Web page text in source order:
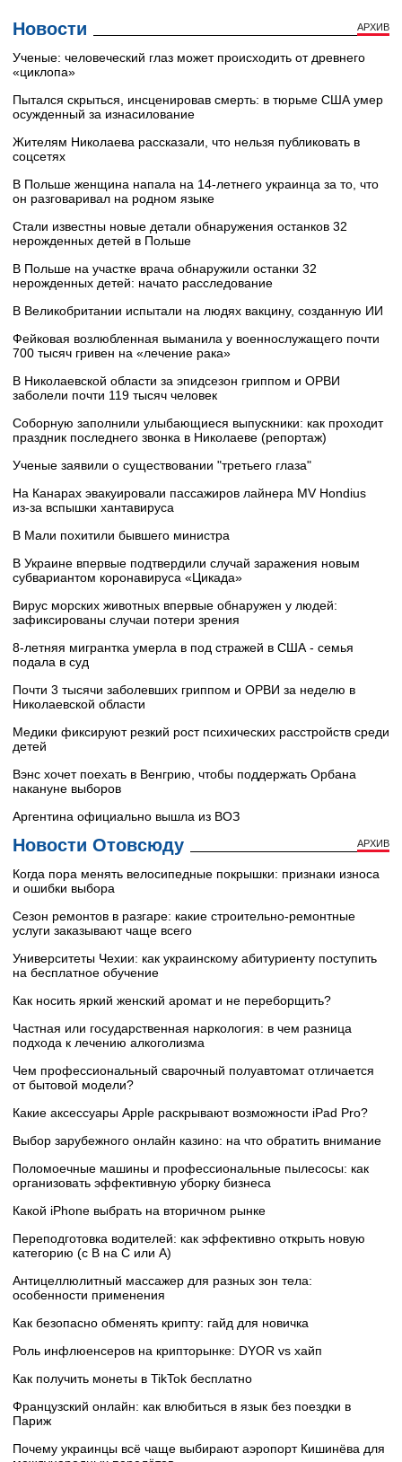
Новости АРХИВ
Ученые: человеческий глаз может происходить от древнего
«циклопа»
Пытался скрыться, инсценировав смерть: в тюрьме США умер
осужденный за изнасилование
Жителям Николаева рассказали, что нельзя публиковать в
соцсетях
В Польше женщина напала на 14-летнего украинца за то, что
он разговаривал на родном языке
Стали известны новые детали обнаружения останков 32
нерожденных детей в Польше
В Польше на участке врача обнаружили останки 32
нерожденных детей: начато расследование
В Великобритании испытали на людях вакцину, созданную ИИ
Фейковая возлюбленная выманила у военнослужащего почти
700 тысяч гривен на «лечение рака»
В Николаевской области за эпидсезон гриппом и ОРВИ
заболели почти 119 тысяч человек
Соборную заполнили улыбающиеся выпускники: как проходит
праздник последнего звонка в Николаеве (репортаж)
Ученые заявили о существовании "третьего глаза"
На Канарах эвакуировали пассажиров лайнера MV Hondius
из‑за вспышки хантавируса
В Мали похитили бывшего министра
В Украине впервые подтвердили случай заражения новым
субвариантом коронавируса «Цикада»
Вирус морских животных впервые обнаружен у людей:
зафиксированы случаи потери зрения
8-летняя мигрантка умерла в под стражей в США - семья
подала в суд
Почти 3 тысячи заболевших гриппом и ОРВИ за неделю в
Николаевской области
Медики фиксируют резкий рост психических расстройств среди
детей
Вэнс хочет поехать в Венгрию, чтобы поддержать Орбана
накануне выборов
Аргентина официально вышла из ВОЗ
Новости Отовсюду АРХИВ
Когда пора менять велосипедные покрышки: признаки износа
и ошибки выбора
Сезон ремонтов в разгаре: какие строительно-ремонтные
услуги заказывают чаще всего
Университеты Чехии: как украинскому абитуриенту поступить
на бесплатное обучение
Как носить яркий женский аромат и не переборщить?
Частная или государственная наркология: в чем разница
подхода к лечению алкоголизма
Чем профессиональный сварочный полуавтомат отличается
от бытовой модели?
Какие аксессуары Apple раскрывают возможности iPad Pro?
Выбор зарубежного онлайн казино: на что обратить внимание
Поломоечные машины и профессиональные пылесосы: как
организовать эффективную уборку бизнеса
Какой iPhone выбрать на вторичном рынке
Переподготовка водителей: как эффективно открыть новую
категорию (с B на C или А)
Антицеллюлитный массажер для разных зон тела:
особенности применения
Как безопасно обменять крипту: гайд для новичка
Роль инфлюенсеров на крипторынке: DYOR vs хайп
Как получить монеты в TikTok бесплатно
Французский онлайн: как влюбиться в язык без поездки в
Париж
Почему украинцы всё чаще выбирают аэропорт Кишинёва для